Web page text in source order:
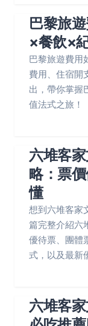
巴黎旅
×餐飲×
巴黎旅遊費用
費用、住宿開
出，帶你掌握
值法式之旅！
六堆客
略：票
懂
想到六堆客家
篇完整介紹六
優待票、團體
式，以及最新
六堆客